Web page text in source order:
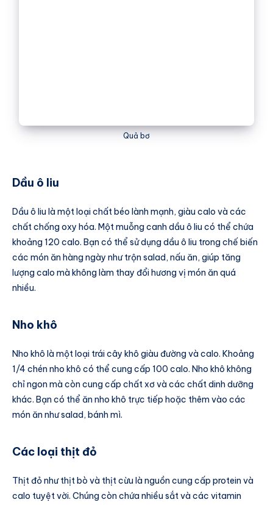
Quả bơ
Dầu ô liu
Dầu ô liu là một loại chất béo lành mạnh, giàu calo và các
chất chống oxy hóa. Một muỗng canh dầu ô liu có thể chứa
khoảng 120 calo. Bạn có thể sử dụng dầu ô liu trong chế biến
các món ăn hàng ngày như trộn salad, nấu ăn, giúp tăng
lượng calo mà không làm thay đổi hương vị món ăn quá
nhiều.
Nho khô
Nho khô là một loại trái cây khô giàu đường và calo. Khoảng
1/4 chén nho khô có thể cung cấp 100 calo. Nho khô không
chỉ ngon mà còn cung cấp chất xơ và các chất dinh dưỡng
khác. Bạn có thể ăn nho khô trực tiếp hoặc thêm vào các
món ăn như salad, bánh mì.
Các loại thịt đỏ
Thịt đỏ như thịt bò và thịt cừu là nguồn cung cấp protein và
calo tuyệt vời. Chúng còn chứa nhiều sắt và các vitamin